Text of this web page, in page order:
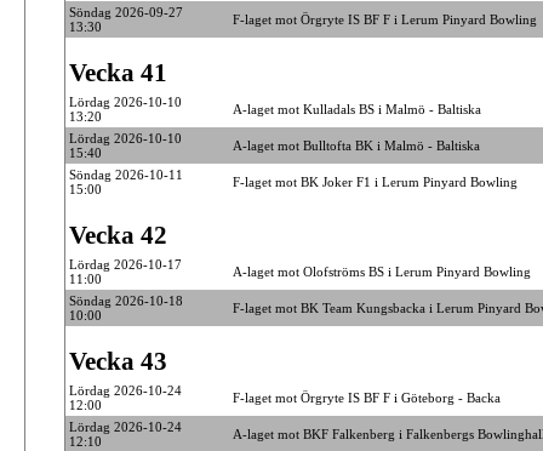
Söndag 2026-09-27
13:30
F-laget mot Örgryte IS BF F i Lerum Pinyard Bowling
Vecka 41
Lördag 2026-10-10
13:20
A-laget mot Kulladals BS i Malmö - Baltiska
Lördag 2026-10-10
15:40
A-laget mot Bulltofta BK i Malmö - Baltiska
Söndag 2026-10-11
15:00
F-laget mot BK Joker F1 i Lerum Pinyard Bowling
Vecka 42
Lördag 2026-10-17
11:00
A-laget mot Olofströms BS i Lerum Pinyard Bowling
Söndag 2026-10-18
10:00
F-laget mot BK Team Kungsbacka i Lerum Pinyard
Vecka 43
Lördag 2026-10-24
12:00
F-laget mot Örgryte IS BF F i Göteborg - Backa
Lördag 2026-10-24
12:10
A-laget mot BKF Falkenberg i Falkenbergs